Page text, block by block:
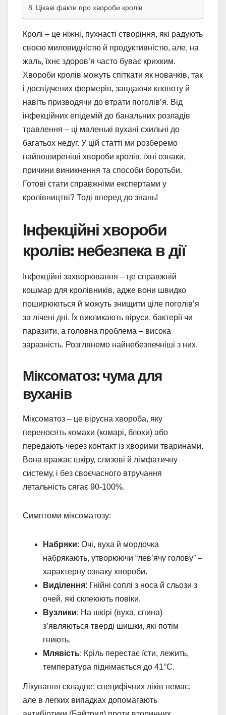
Цікаві факти про хвороби кролів
Кролі – це ніжні, пухнасті створіння, які радують
своєю миловидністю й продуктивністю, але, на
жаль, їхнє здоров’я часто буває крихким.
Хвороби кролів можуть спіткати як новачків, так
і досвідчених фермерів, завдаючи клопоту й
навіть призводячи до втрати поголів’я. Від
інфекційних епідемій до банальних розладів
травлення – ці маленькі вухані схильні до
багатьох недуг. У цій статті ми розберемо
найпоширеніші хвороби кролів, їхні ознаки,
причини виникнення та способи боротьби.
Готові стати справжніми експертами у
кролівництві? Тоді вперед до знань!
Інфекційні хвороби
кролів: небезпека в дії
Інфекційні захворювання – це справжній
кошмар для кролівників, адже вони швидко
поширюються й можуть знищити ціле поголів’я
за лічені дні. Їх викликають віруси, бактерії чи
паразити, а головна проблема – висока
заразність. Розглянемо найнебезпечніші з них.
Міксоматоз: чума для
вуханів
Міксоматоз – це вірусна хвороба, яку
переносять комахи (комарі, блохи) або
передають через контакт із хворими тваринами.
Вона вражає шкіру, слизові й лімфатичну
систему, і без своєчасного втручання
летальність сягає 90-100%.
Симптоми міксоматозу:
Набряки: Очі, вуха й мордочка
набрякають, утворюючи “лев’ячу голову” –
характерну ознаку хвороби.
Виділення: Гнійні соплі з носа й сльози з
очей, які склеюють повіки.
Вузлики: На шкірі (вуха, спина)
з’являються тверді шишки, які потім
гниють.
Млявість: Кріль перестає їсти, лежить,
температура піднімається до 41°C.
Лікування складне: специфічних ліків немає,
але в легких випадках допомагають